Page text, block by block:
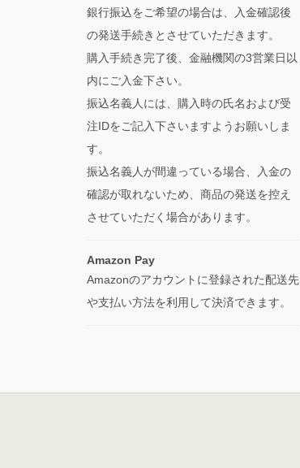
銀行振込をご希望の場合は、入金確認後
の発送手続きとさせていただきます。
購入手続き完了後、金融機関の3営業日以
内にご入金下さい。
振込名義人には、購入時の氏名および受
注IDをご記入下さいますようお願いしま
す。
振込名義人が間違っている場合、入金の
確認が取れないため、商品の発送を控え
させていただく場合があります。
Amazon Pay
Amazonのアカウントに登録された配送先
や支払い方法を利用して決済できます。